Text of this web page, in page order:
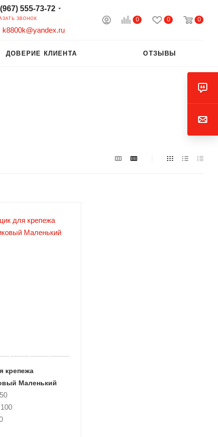
0 0 0
555-73-72
ЗВОНОК
k8800k@yandex.ru
ДОВЕРИЕ КЛИЕНТА ОТЗЫВЫ
крепежа
Маленький